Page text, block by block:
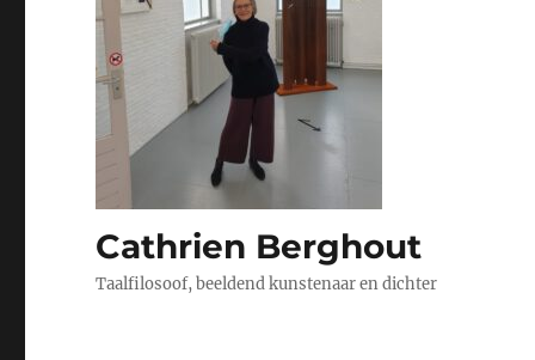
Cathrien Berghout
Taalfilosoof, beeldend kunstenaar en dichter